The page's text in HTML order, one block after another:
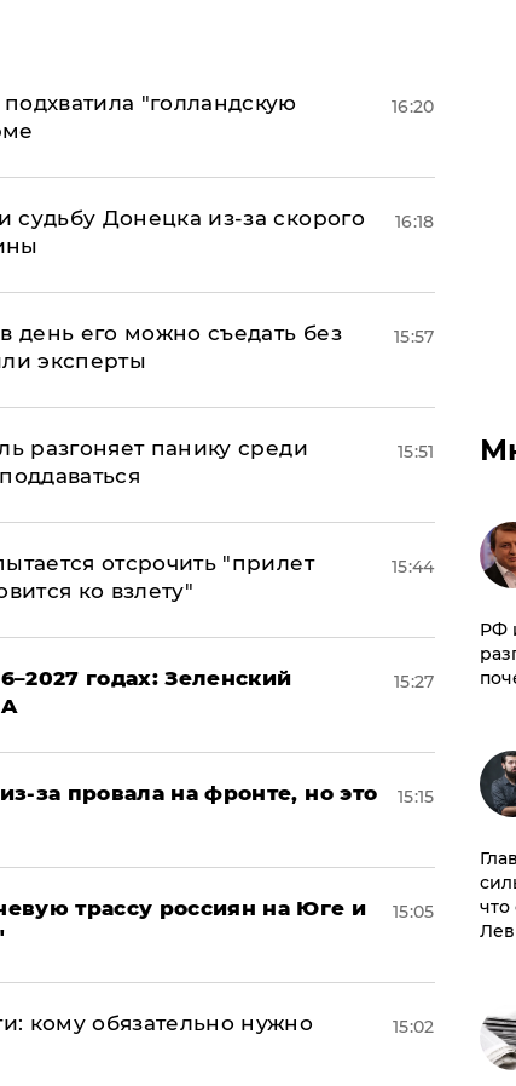
"голландскую
16:20
судьбу Донецка из-за скорого
16:18
день его можно съедать без
эксперты
15:57
разгоняет панику среди
15:51
отсрочить "прилет
ко взлету"
15:44
годах: Зеленский
15:27
за провала на фронте, но это
15:15
трассу россиян на Юге и
15:05
кому обязательно нужно
15:02
РФ
что